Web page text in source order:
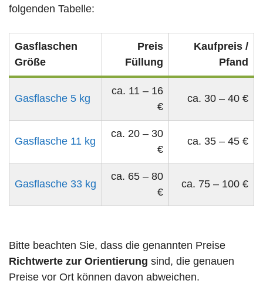
folgenden Tabelle:
Gasflaschen
Größe
Preis
Füllung
Kaufpreis /
Pfand
Gasflasche 5 kg
ca. 11 – 16
€
ca. 30 – 40 €
Gasflasche 11 kg
ca. 20 – 30
€
ca. 35 – 45 €
Gasflasche 33 kg
ca. 65 – 80
€
ca. 75 – 100 €
Bitte beachten Sie, dass die genannten Preise
Richtwerte zur Orientierung sind, die genauen
Preise vor Ort können davon abweichen.